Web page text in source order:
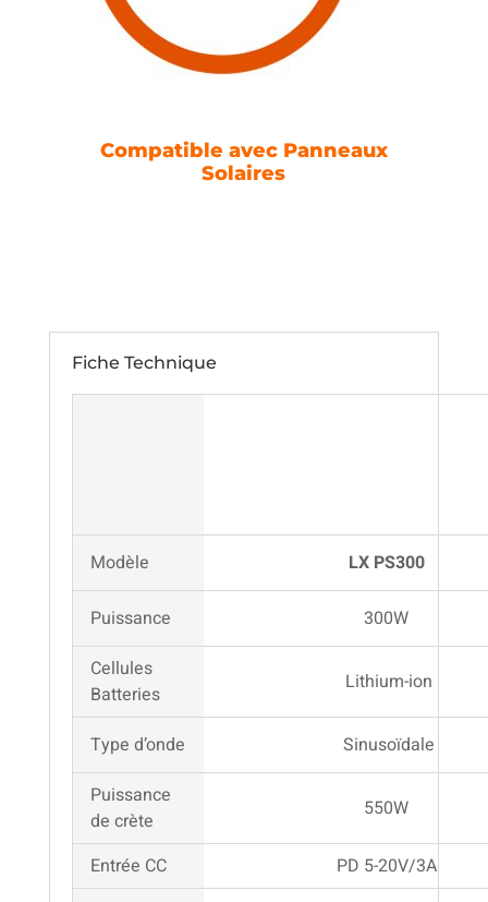
Compatible avec Panneaux
Solaires
Fiche Technique
Modèle LX PS300
Puissance
300W
Cellules
Batteries
Lithium-ion
Type d’onde
Sinusoïdale
Puissance
de crète
550W
Entrée CC
PD 5-20V/3A